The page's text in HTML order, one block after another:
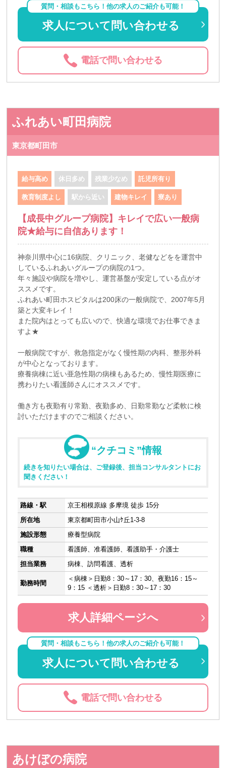
質問・相談もこちら！他の求人のご紹介も可能！
求人について問い合わせる
電話で問い合わせる
ふれあい町田病院
東京都町田市
給与高め 休日多め 残業少なめ 託児所有り
教育制度よし 駅から近い 建物キレイ 寮あり
【成長中グループ病院】キレイで広い一般病
院★給与に自信あります！
神奈川県中心に16病院、クリニック、老健などをを運営中
しているふれあいグループの病院の1つ。
年々施設や病院を増やし、運営基盤が安定している点がオ
ススメです。
ふれあい町田ホスピタルは200床の一般病院で、2007年5月
築と大変キレイ！
また院内はとっても広いので、快適な環境でお仕事できま
すよ★
一般病院ですが、救急指定がなく慢性期の内科、整形外科
が中心となっております。
療養病棟に近い亜急性期の病棟もあるため、慢性期医療に
携わりたい看護師さんにオススメです。
働き方も夜勤有り常勤、夜勤多め、日勤常勤など柔軟に検
討いただけますのでご相談ください。
“クチコミ”情報
続きを知りたい場合は、ご登録後、担当コンサルタントにお
聞きください！
路線・駅
京王相模原線 多摩境 徒歩 15分
所在地
東京都町田市小山ｹ丘1-3-8
施設形態
療養型病院
職種
看護師、准看護師、看護助手・介護士
担当業務
病棟、訪問看護、透析
勤務時間
＜病棟＞日勤8：30～17：30、夜勤16：15～
9：15 ＜透析＞日勤8：30～17：30
求人詳細ページへ
質問・相談もこちら！他の求人のご紹介も可能！
求人について問い合わせる
電話で問い合わせる
あけぼの病院